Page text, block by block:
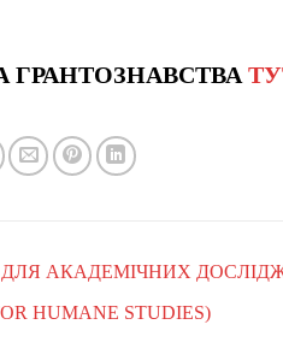
АКАДЕМІЧНИХ
HUMANE STUDIES)